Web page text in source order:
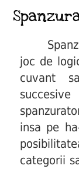
joc de
cuvant
insa pe
categorii